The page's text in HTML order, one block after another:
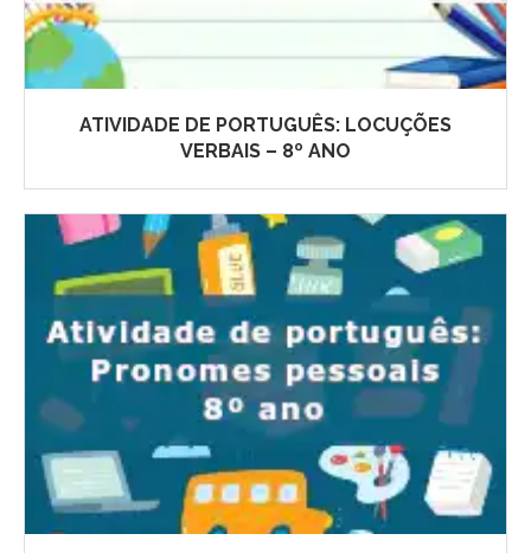
ATIVIDADE DE PORTUGUÊS: LOCUÇÕES
VERBAIS – 8º ANO